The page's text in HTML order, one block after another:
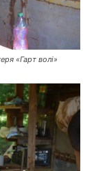
«Гарт волі»